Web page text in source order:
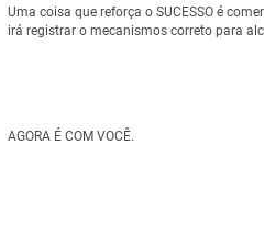
Uma coisa que reforça o SUCESSO é
irá registrar o mecanismos correto para
AGORA É COM VOCÊ.